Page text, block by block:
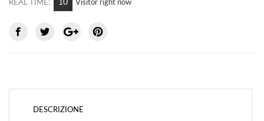
REAL TIME: 7 Visitor right now
DESCRIZIONE